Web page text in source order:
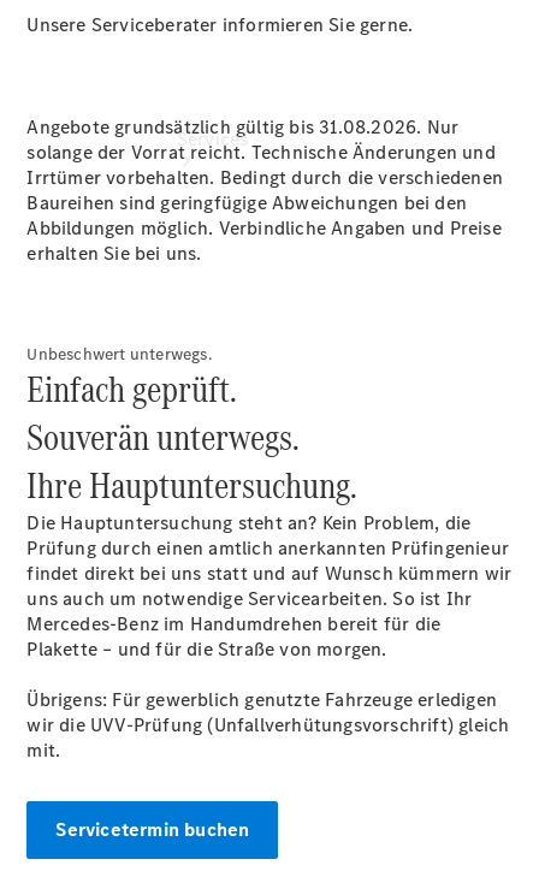
Services
Serviceangebote
Reifen &
Kompletträder
Teile &
Pannen- &
Reparatur &
Werkstatt
Rückrufe &
Umrüstungen
Warnung: Betrug
beim
Service für
Reisemobile
Extras
Unsere
Unsere Serviceberater informieren Sie gerne.
Angebote grundsätzlich gültig bis 31.08.2026. Nur
solange der Vorrat reicht. Technische Änderungen und
Irrtümer vorbehalten. Bedingt durch die verschiedenen
Baureihen sind geringfügige Abweichungen bei den
Abbildungen möglich. Verbindliche Angaben und Preise
erhalten Sie bei uns.
Unbeschwert unterwegs.
Einfach geprüft.
Souverän unterwegs.
IhreHauptuntersuchung.
Die Hauptuntersuchung steht an? Kein Problem, die
Prüfung durch einen amtlich anerkannten Prüfingenieur
findet direkt bei uns statt und auf Wunsch kümmern wir
uns auch um notwendige Servicearbeiten. So ist Ihr
Mercedes-Benz im Handumdrehen bereit für die
Plakette – und für die Straße von morgen.
Übrigens: Für gewerblich genutzte Fahrzeuge erledigen
wir die UVV-Prüfung (Unfallverhütungsvorschrift) gleich
mit.
Servicetermin buchen